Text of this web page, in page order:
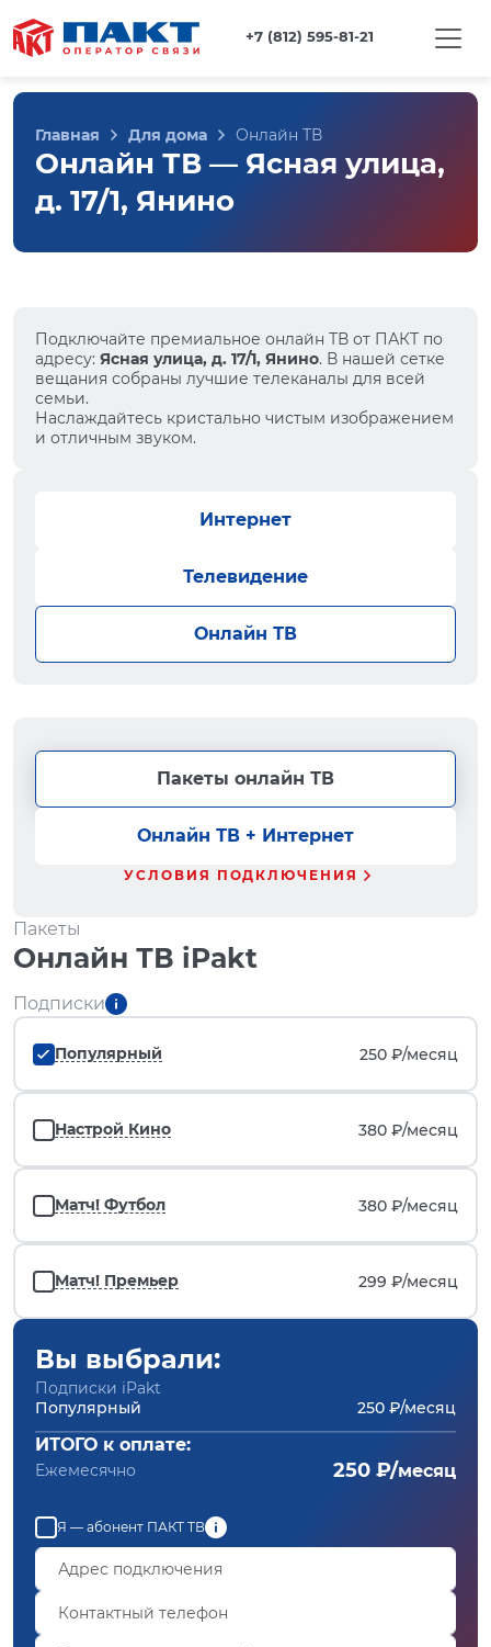
+7 (812) 595-81-21
Главная Для дома Онлайн ТВ
Онлайн ТВ — Ясная улица,
д. 17/1, Янино
Подключайте премиальное онлайн ТВ от ПАКТ по
адресу: Ясная улица, д. 17/1, Янино. В нашей сетке
вещания собраны лучшие телеканалы для всей
семьи.
Наслаждайтесь кристально чистым изображением
и отличным звуком.
Интернет
Телевидение
Онлайн ТВ
Пакеты онлайн ТВ
Онлайн ТВ + Интернет
УСЛОВИЯ ПОДКЛЮЧЕНИЯ
Пакеты
Онлайн ТВ iPakt
Подписки
Популярный 250 ₽/месяц
Настрой Кино 380 ₽/месяц
Матч! Футбол 380 ₽/месяц
Матч! Премьер 299 ₽/месяц
Вы выбрали:
Подписки iPakt
Популярный
250 ₽/месяц
ИТОГО к оплате:
Ежемесячно 250 ₽/месяц
Я — абонент ПАКТ ТВ